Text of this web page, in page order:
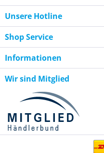
Unsere Hotline
Shop Service
Informationen
Wir sind Mitglied